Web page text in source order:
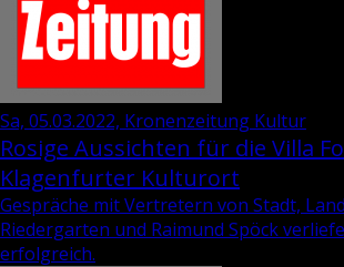
Sa, 05.03.2022, Kronenzeitung Kultur
Rosige Aussichten für die Villa
Klagenfurter Kulturort
Gespräche mit Vertretern von Stadt,
Riedergarten und Raimund Spöck
erfolgreich.